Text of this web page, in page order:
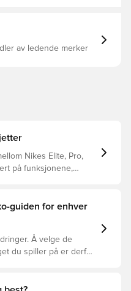
av ledende merker
Nikes Elite, Pro,
på funksjonene,
guiden for enhver
Å velge de
du spiller på er derfor
for de forskjellige